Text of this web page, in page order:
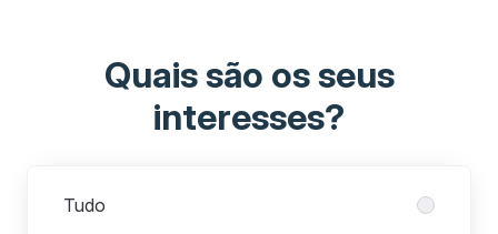
Quais são os seus
interesses?
Tudo